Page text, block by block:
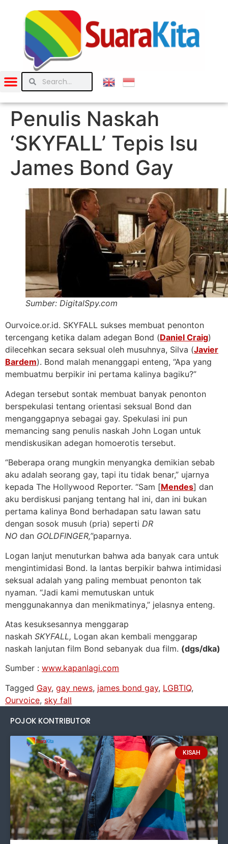
Penulis Naskah
‘SKYFALL’ Tepis Isu
James Bond Gay
Sumber: DigitalSpy.com
Ourvoice.or.id. SKYFALL sukses membuat penonton
tercengang ketika dalam adegan Bond (Daniel Craig)
dilecehkan secara seksual oleh musuhnya, Silva (Javier
Bardem). Bond malah menanggapi enteng, “Apa yang
membuatmu berpikir ini pertama kalinya bagiku?”
Adegan tersebut sontak membuat banyak penonton
berspekulasi tentang orientasi seksual Bond dan
menganggapnya sebagai gay. Spekulasi ini pun
memancing sang penulis naskah John Logan untuk
mendiskusikan adegan homoerotis tersebut.
“Beberapa orang mungkin menyangka demikian sebab
aku adalah seorang gay, tapi itu tidak benar,” ujarnya
kepada The Hollywood Reporter. “Sam [Mendes] dan
aku berdiskusi panjang tentang hal ini, dan ini bukan
pertama kalinya Bond berhadapan satu lawan satu
dengan sosok musuh (pria) seperti DR
NO dan GOLDFINGER,”paparnya.
Logan lanjut menuturkan bahwa ada banyak cara untuk
mengintimidasi Bond. Ia lantas berpikir bahwa intimidasi
seksual adalah yang paling membuat penonton tak
nyaman. “Jadi kami memutuskan untuk
menggunakannya dan menikmatinya,” jelasnya enteng.
Atas kesuksesannya menggarap
naskah SKYFALL, Logan akan kembali menggarap
naskah lanjutan film Bond sebanyak dua film. (dgs/dka)
Sumber : www.kapanlagi.com
Tagged Gay, gay news, james bond gay, LGBTIQ,
Ourvoice, sky fall
POJOK KONTRIBUTOR
KISAH